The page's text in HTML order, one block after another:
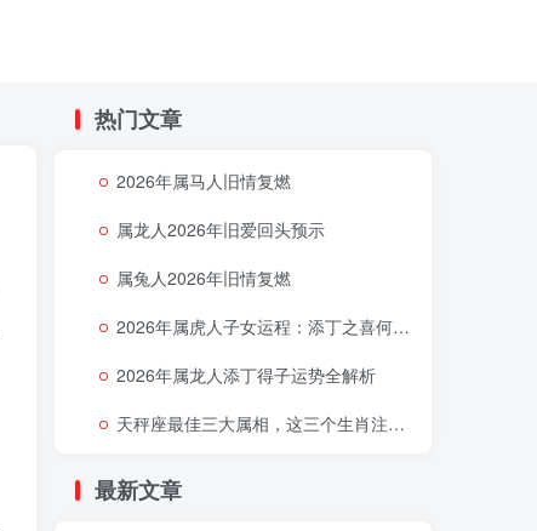
热门文章
2026年属马人旧情复燃
属龙人2026年旧爱回头预示
属兔人2026年旧情复燃
2026年属虎人子女运程：添丁之喜何时降临
2026年属龙人添丁得子运势全解析
天秤座最佳三大属相，这三个生肖注定让天秤座好运连连
最新文章